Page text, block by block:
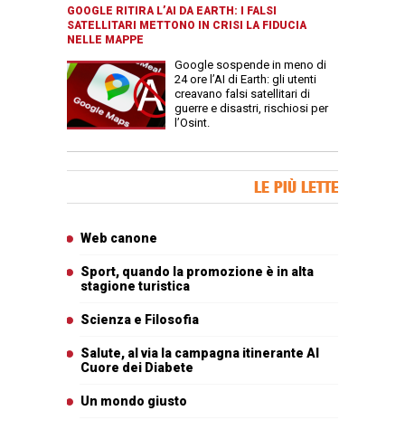
GOOGLE RITIRA L’AI DA EARTH: I FALSI
SATELLITARI METTONO IN CRISI LA FIDUCIA
NELLE MAPPE
Google sospende in meno di
24 ore l’AI di Earth: gli utenti
creavano falsi satellitari di
guerre e disastri, rischiosi per
l’Osint.
LE PIÙ LETTE
Web canone
Sport, quando la promozione è in alta
stagione turistica
Scienza e Filosofia
Salute, al via la campagna itinerante Al
Cuore dei Diabete
Un mondo giusto